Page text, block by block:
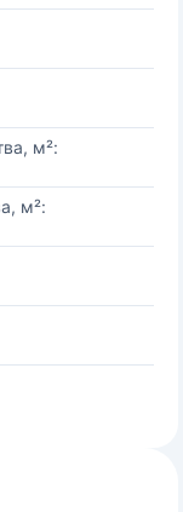
м²:
м²: